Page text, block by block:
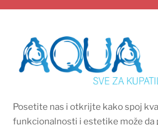
Posetite nas i otkrijte kako spoj
funkcionalnosti i estetike može da